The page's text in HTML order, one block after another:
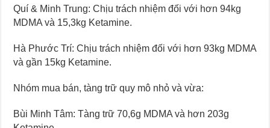
Quí & Minh Trung: Chịu trách nhiệm đối với hơn 94kg
MDMA và 15,3kg Ketamine.
Hà Phước Trí: Chịu trách nhiệm đối với hơn 93kg MDMA
và gần 15kg Ketamine.
Nhóm mua bán, tàng trữ quy mô nhỏ và vừa:
Bùi Minh Tâm: Tàng trữ 70,6g MDMA và hơn 203g